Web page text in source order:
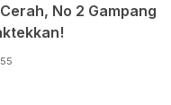
No 2 Gampang